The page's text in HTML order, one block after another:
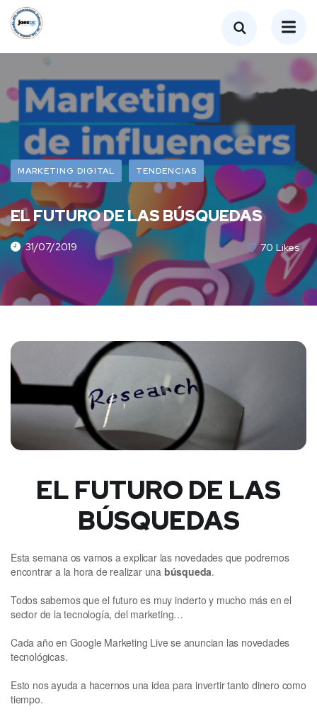
MARKETING DIGITAL TENDENCIAS
EL FUTURO DE LAS BÚSQUEDAS
31/07/2019 70 Likes
EL FUTURO DE LAS
BÚSQUEDAS
Esta semana os vamos a explicar las novedades que podremos
encontrar a la hora de realizar una búsqueda.
Todos sabemos que el futuro es muy incierto y mucho más en el
sector de la tecnología, del marketing…
Cada año en Google Marketing Live se anuncian las novedades
tecnológicas.
Esto nos ayuda a hacernos una idea para invertir tanto dinero como
tiempo.